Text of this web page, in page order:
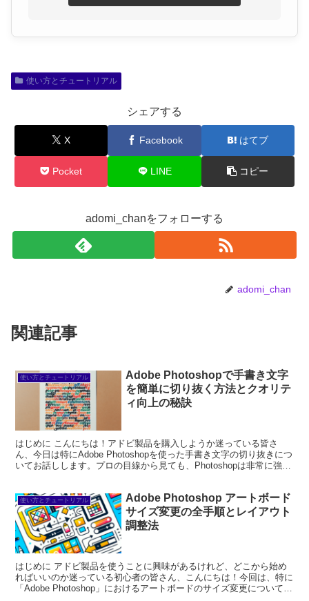
使い方とチュートリアル
シェアする
X Facebook はてブ
Pocket LINE コピー
adomi_chanをフォローする
adomi_chan
関連記事
使い方とチュートリアル
Adobe Photoshopで手書き文字
を簡単に切り抜く方法とクオリテ
ィ向上の秘訣
はじめに こんにちは！アドビ製品を購入しようか迷っている皆さ
ん、今日は特にAdobe Photoshopを使った手書き文字の切り抜きにつ
いてお話しします。プロの目線から見ても、Photoshopは非常に強力
使い方とチュートリアル
Adobe Photoshop アートボード
サイズ変更の全手順とレイアウト
調整法
はじめに アドビ製品を使うことに興味があるけれど、どこから始め
ればいいのか迷っている初心者の皆さん、こんにちは！今回は、特に
「Adobe Photoshop」におけるアートボードのサイズ変更について詳